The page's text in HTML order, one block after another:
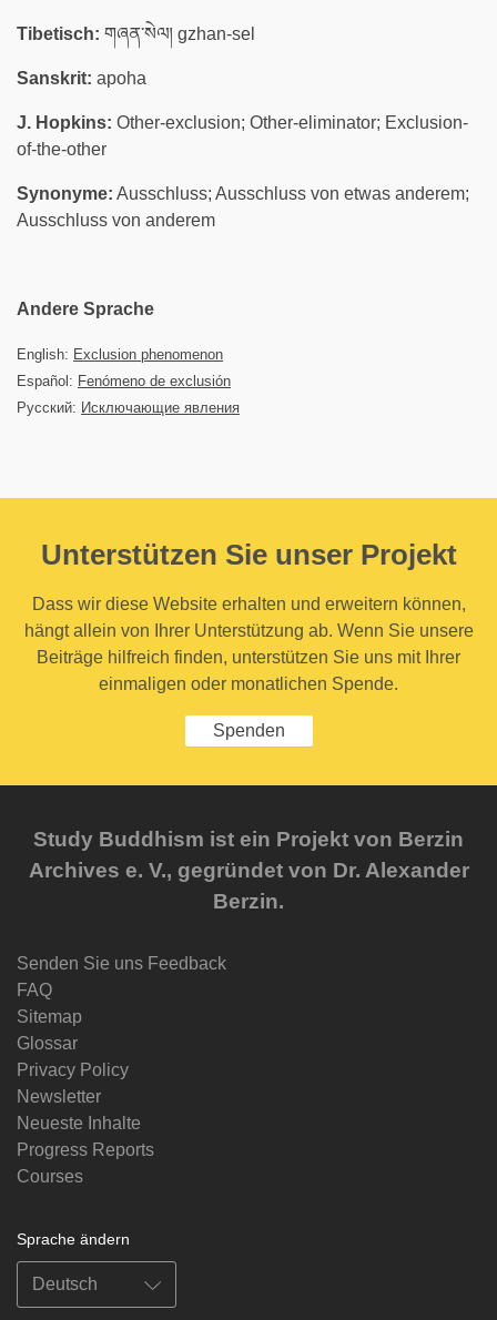
Tibetisch: གཞན་སེལ། gzhan-sel
Sanskrit: apoha
J. Hopkins: Other-exclusion; Other-eliminator; Exclusion-
of-the-other
Synonyme: Ausschluss; Ausschluss von etwas anderem;
Ausschluss von anderem
Andere Sprache
English: Exclusion phenomenon
Español: Fenómeno de exclusión
Русский: Исключающие явления
Unterstützen Sie unser Projekt
Dass wir diese Website erhalten und erweitern können,
hängt allein von Ihrer Unterstützung ab. Wenn Sie unsere
Beiträge hilfreich finden, unterstützen Sie uns mit Ihrer
einmaligen oder monatlichen Spende.
Spenden
Study Buddhism ist ein Projekt von Berzin
Archives e. V., gegründet von Dr. Alexander
Berzin.
Senden Sie uns Feedback
FAQ
Sitemap
Glossar
Privacy Policy
Newsletter
Neueste Inhalte
Progress Reports
Courses
Sprache ändern